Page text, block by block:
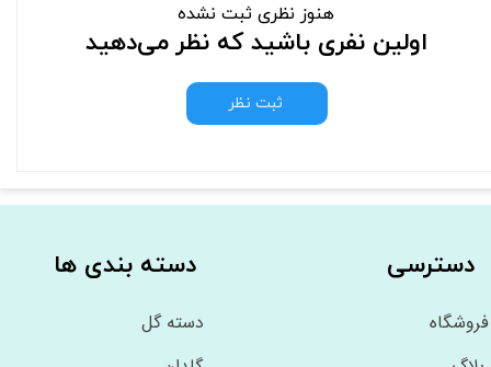
هنوز نظری ثبت نشده
اولین نفری باشید که نظر می‌دهید
ثبت نظر
دسترسی
فروشگاه
دسته گل
دسته بندی ها